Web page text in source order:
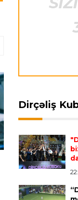
Transfer 23:18
"Lids" tarixinin
transferini
Neapolda
yeni stadion
Avroliqa
"Reyncers"
Dirçəliş